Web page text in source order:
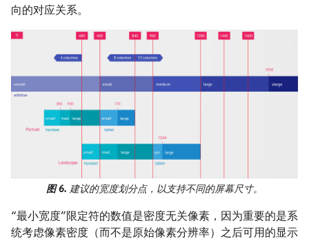
向的对应关系。
图 6. 建议的宽度划分点，以支持不同的屏幕尺寸。
“最小宽度”限定符的数值是密度无关像素，因为重要的是系
统考虑像素密度（而不是原始像素分辨率）之后可用的显示